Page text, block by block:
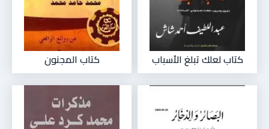
كتاب لعلك تبلغ الأسباب كتاب المجنون